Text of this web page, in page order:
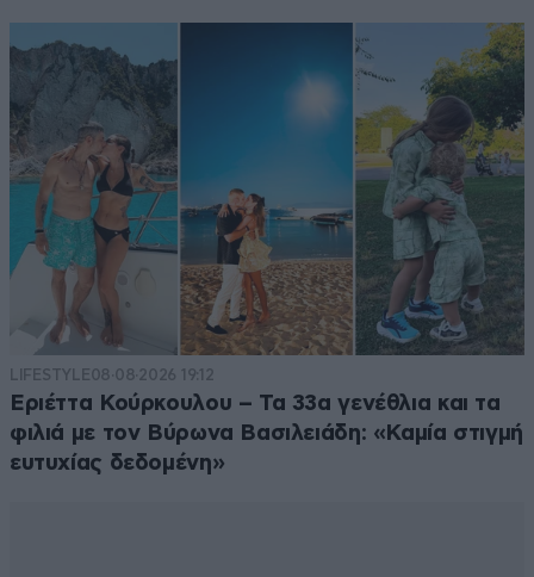
LIFESTYLE08·08·2026 19:12
Εριέττα Κούρκουλου – Τα 33α γενέθλια και τα
φιλιά με τον Βύρωνα Βασιλειάδη: «Καμία στιγμή
ευτυχίας δεδομένη»